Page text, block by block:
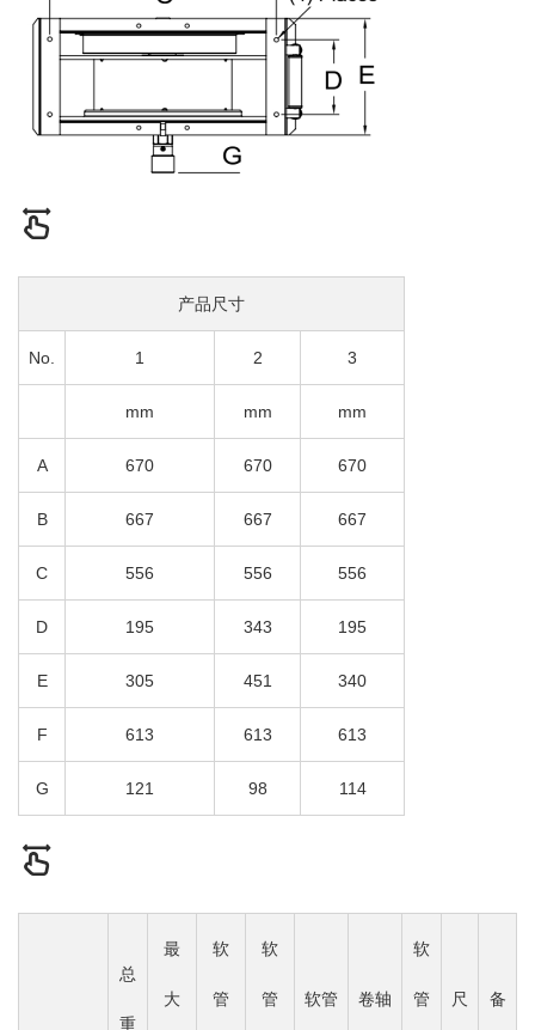
产品尺寸
No. 1 2 3
mm mm mm
A 670 670 670
B 667 667 667
C 556 556 556
D 195 343 195
E 305 451 340
F 613 613 613
G 121 98 114
总
重
最
大
软
管
软
管 软管 卷轴
软
管 尺 备